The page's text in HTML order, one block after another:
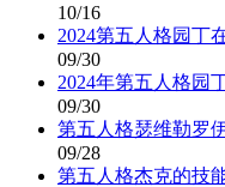
10/16
2024第五人格园丁
09/30
2024年第五人格园
09/30
第五人格瑟维勒罗
09/28
第五人格杰克的技